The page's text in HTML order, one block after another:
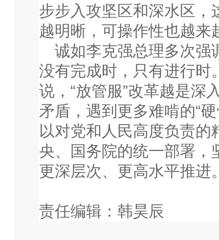
步步入攻坚区和深水区，
越明晰，可操作性也越来
诚如李克强总理多次强
没有完成时，只有进行时
说，“放管服”改革越是深
矛盾，遇到更多难啃的“
以对党和人民高度负责的
央、国务院的统一部署，
更深层次、更高水平推进
责任编辑：韩昊辰